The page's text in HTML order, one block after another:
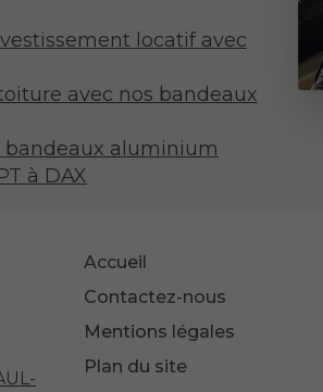
locatif avec
avec nos bandeaux
bandeaux aluminium
à DAX
Accueil
Contactez-nous
Mentions légales
Plan du site